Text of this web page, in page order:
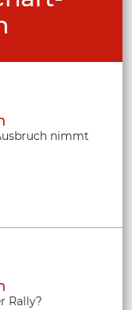
nimmt
Rally?